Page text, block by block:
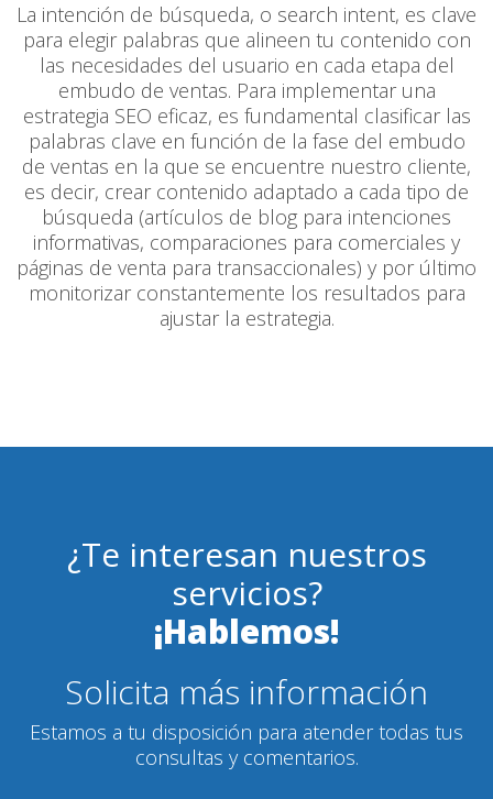
La intención de búsqueda, o search intent, es clave
para elegir palabras que alineen tu contenido con
las necesidades del usuario en cada etapa del
embudo de ventas. Para implementar una
estrategia SEO eficaz, es fundamental clasificar las
palabras clave en función de la fase del embudo
de ventas en la que se encuentre nuestro cliente,
es decir, crear contenido adaptado a cada tipo de
búsqueda (artículos de blog para intenciones
informativas, comparaciones para comerciales y
páginas de venta para transaccionales) y por último
monitorizar constantemente los resultados para
ajustar la estrategia.
¿Te interesan nuestros
servicios?
¡Hablemos!
Solicita más información
Estamos a tu disposición para atender todas tus
consultas y comentarios.